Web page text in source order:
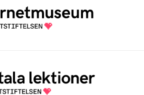
som byggts, och kureras
Internetstiftelsen
lärresurs med färdiga lektioner
stadier i grundskolan